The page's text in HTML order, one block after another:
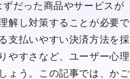
だった商品やサービスが
解し対策することが必要で
支払いやすい決済方法を採
やすさなど、ユーザー心理
ょう。この記事では、かご